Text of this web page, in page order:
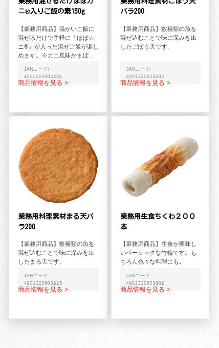
ニ®入りご飯の素150g
【業務用商品】温かいご飯に
混ぜるだけで手軽に「ほぼカ
ニ®」が入った混ぜご飯が楽し
めます。※カニ風味かまぼこ
※「ほぼカニ®」はカ...
JANコード:
4901320604434
商品情報を見る >
バラ200
【業務用商品】数種類の魚を
混ぜ込むことで味に深みを出
したごぼう天です。
JANコード:
4901320603482
商品情報を見る >
業務用料理素材まる天バ
ラ200
【業務用商品】数種類の魚を
混ぜ込むことで味に深みを出
したまる天です。
JANコード:
4901320603215
商品情報を見る >
業務用生食ちくわ２００
本
【業務用商品】生食が美味し
いベーシックな竹輪です。も
ちろん色々な料理にも。
JANコード:
4901320603802
商品情報を見る >